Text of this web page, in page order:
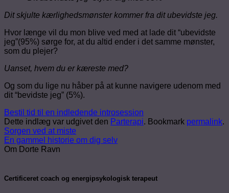
Dit skjulte kærlighedsmønster kommer fra dit ubevidste jeg.
Hvor længe vil du mon blive ved med at lade dit “ubevidste
jeg”(95%) sørge for, at du altid ender i det samme mønster,
som du plejer?
Uanset, hvem du er kæreste med?
Og som du lige nu håber på at kunne navigere udenom med
dit “bevidste jeg” (5%).
Bestil tid til en indledende introsession
Dette indlæg var udgivet den Parterapi. Bookmark permalink.
Sorgen ved at miste
En gammel historie om dig selv
Om Dorte Ravn
Certificeret coach og energipsykologisk terapeut